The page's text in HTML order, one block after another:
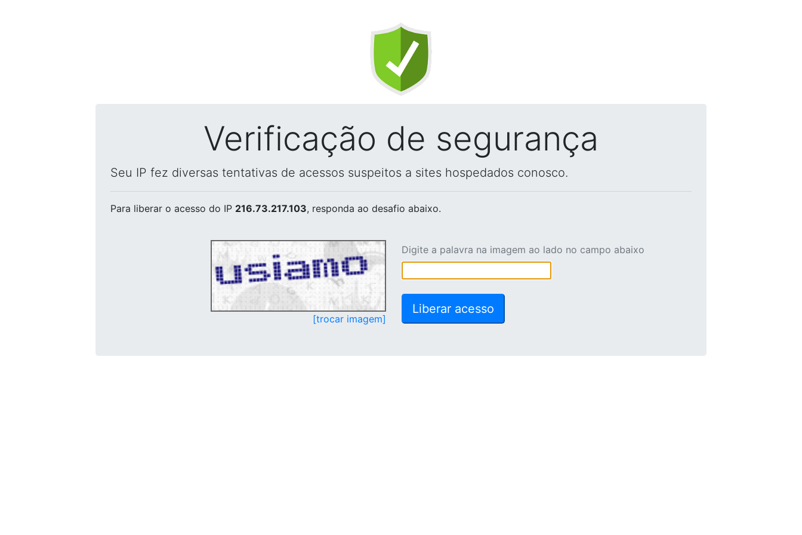
Verificação de segurança
Seu IP fez diversas tentativas de acessos suspeitos a sites hospedados conosco.
Para liberar o acesso do IP 216.73.217.103, responda ao desafio abaixo.
[trocar imagem]
Digite a palavra na imagem ao lado no campo abaixo